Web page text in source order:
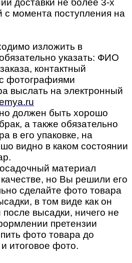
доставки не более 3-х
с момента поступления на
изложить в
указать: ФИО
контактный
фотографиями
выслать на электронный
должен быть хорошо
а также обязательно
в его упаковке, на
видно в каком состоянии
материал
но Вы решили его
сделайте фото товара
в том виде как он
высадки, ничего не
претензии
фото товара до
итоговое фото.